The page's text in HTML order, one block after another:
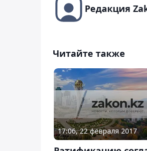
Редакция
Читайте также
17:06, 22 февраля 2017